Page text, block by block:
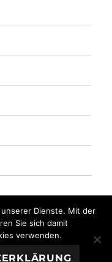
Dienste. Mit der
Sie sich damit
verwenden.